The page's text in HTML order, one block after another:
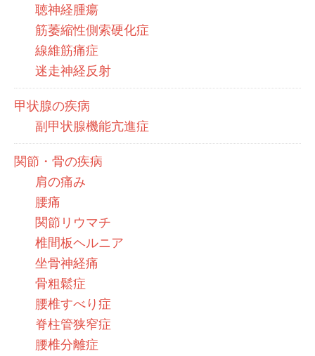
聴神経腫瘍
筋萎縮性側索硬化症
線維筋痛症
迷走神経反射
甲状腺の疾病
副甲状腺機能亢進症
関節・骨の疾病
肩の痛み
腰痛
関節リウマチ
椎間板ヘルニア
坐骨神経痛
骨粗鬆症
腰椎すべり症
脊柱管狭窄症
腰椎分離症